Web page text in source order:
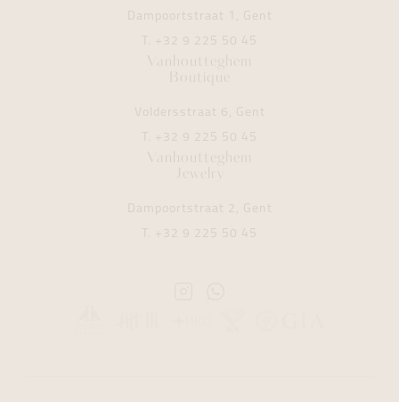
Dampoortstraat 1, Gent
T. +32 9 225 50 45
Vanhoutteghem
Boutique
Voldersstraat 6, Gent
T. +32 9 225 50 45
Vanhoutteghem
Jewelry
Dampoortstraat 2, Gent
T. +32 9 225 50 45